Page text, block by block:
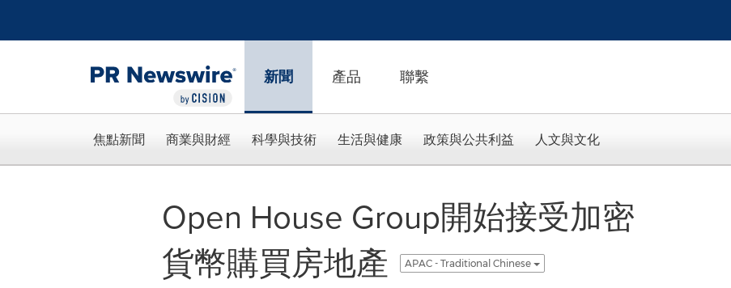
新聞 產品 聯繫
焦點新聞 商業與財經 科學與技術 生活與健康 政策與公共利益 人文與文化
Open House Group開始接受加密
貨幣購買房地產
APAC - Traditional Chinese